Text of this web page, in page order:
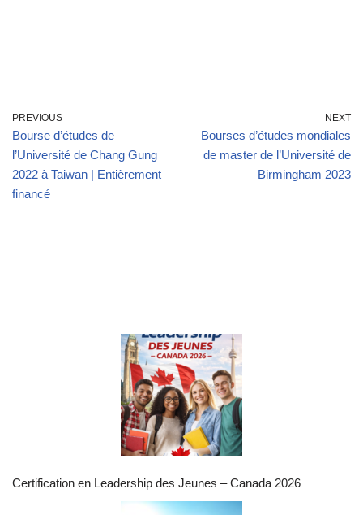
PREVIOUS
Bourse d’études de
l’Université de Chang Gung
2022 à Taiwan | Entièrement
financé
NEXT
Bourses d’études mondiales
de master de l’Université de
Birmingham 2023
Certification en Leadership des Jeunes – Canada 2026